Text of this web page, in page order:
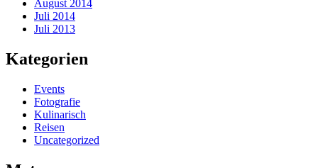
August 2014
Juli 2014
Juli 2013
Kategorien
Events
Fotografie
Kulinarisch
Reisen
Uncategorized